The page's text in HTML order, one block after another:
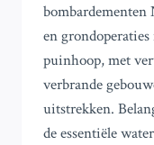
bombardementen
en
puinhoop, met
verbrande
uitstrekken.
de essentiële